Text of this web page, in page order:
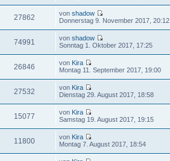
27862 vonshadow
Donnerstag 9. November 2017, 20:12
74991 vonshadow
Sonntag 1. Oktober 2017, 17:25
26846 von Kira
Montag 11. September 2017, 19:00
27532 von Kira
Dienstag 29. August 2017, 18:58
15077 von Kira
Samstag 19. August 2017, 19:15
11800 von Kira
Montag 7. August 2017, 18:54